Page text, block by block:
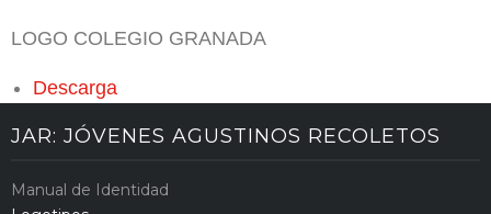
LOGO COLEGIO GRANADA
Descarga
JAR: JÓVENES AGUSTINOS RECOLETOS
Manual de Identidad